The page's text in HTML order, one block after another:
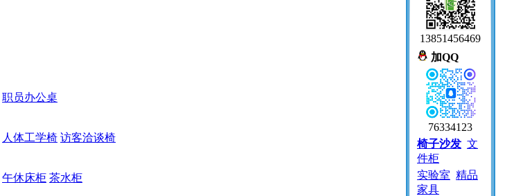
职员办公桌
人体工学椅 访客洽谈椅
午休床柜 茶水柜
13851456469
加QQ
76334123
椅子沙发 文
件柜
实验室 精品
家具